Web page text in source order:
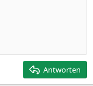
Antworten